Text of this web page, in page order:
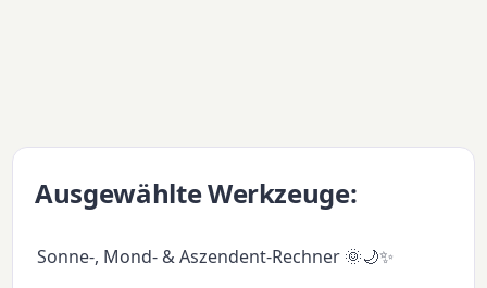
Ausgewählte Werkzeuge:
Sonne-, Mond- & Aszendent-Rechner 🌞🌙✨